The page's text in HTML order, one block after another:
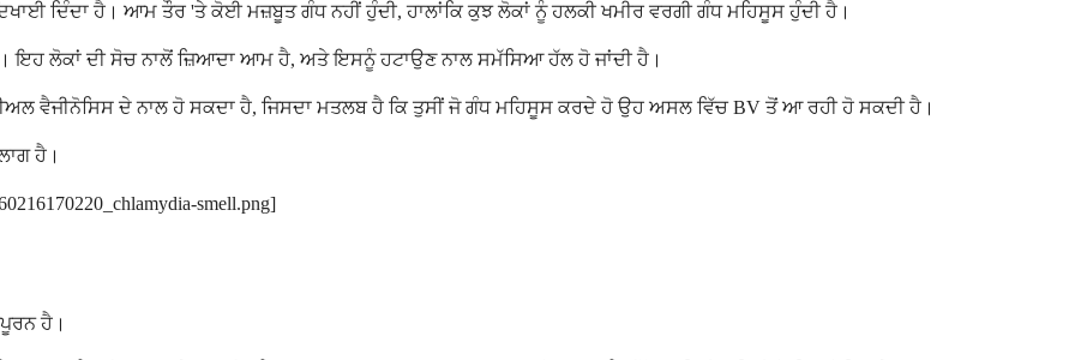
ਦਿੰਦਾ ਹੈ। ਆਮ ਤੌਰ 'ਤੇ ਕੋਈ ਮਜ਼ਬੂਤ ਗੰਧ ਨਹੀਂ ਹੁੰਦੀ, ਹਾਲਾਂਕਿ ਕੁਝ ਲੋਕਾਂ ਨੂੰ ਹਲਕੀ ਖਮੀਰ ਵਰਗੀ ਗੰਧ ਮਹਿਸੂਸ ਹੁੰਦੀ ਹੈ।
ਇਹ ਲੋਕਾਂ ਦੀ ਸੋਚ ਨਾਲੋਂ ਜ਼ਿਆਦਾ ਆਮ ਹੈ, ਅਤੇ ਇਸਨੂੰ ਹਟਾਉਣ ਨਾਲ ਸਮੱਸਿਆ ਹੱਲ ਹੋ ਜਾਂਦੀ ਹੈ।
ਵੈਜੀਨੋਸਿਸ ਦੇ ਨਾਲ ਹੋ ਸਕਦਾ ਹੈ, ਜਿਸਦਾ ਮਤਲਬ ਹੈ ਕਿ ਤੁਸੀਂ ਜੋ ਗੰਧ ਮਹਿਸੂਸ ਕਰਦੇ ਹੋ ਉਹ ਅਸਲ ਵਿੱਚ BV ਤੋਂ ਆ ਰਹੀ ਹੋ ਸਕਦੀ ਹੈ।
ਹੈ।
smell.png]
ਹੈ।